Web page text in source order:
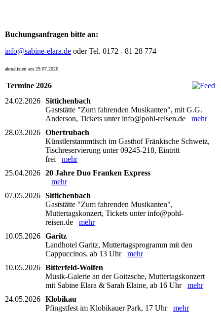
Buchungsanfragen bitte an:
info@sabine-elara.de oder Tel. 0172 - 81 28 774
aktualisiert am 29.07.2026
Termine 2026
24.02.2026 Sittichenbach
Gaststätte "Zum fahrenden Musikanten", mit G.G.
Anderson, Tickets unter info@pohl-reisen.de mehr
28.03.2026 Obertrubach
Künstlerstammtisch im Gasthof Fränkische Schweiz,
Tischreservierung unter 09245-218, Eintritt
frei mehr
25.04.2026 20 Jahre Duo Franken Express
mehr
07.05.2026 Sittichenbach
Gaststätte "Zum fahrenden Musikanten",
Muttertagskonzert, Tickets unter info@pohl-
reisen.de mehr
10.05.2026 Garitz
Landhotel Garitz, Muttertagsprogramm mit den
Cappuccinos, ab 13 Uhr mehr
10.05.2026 Bitterfeld-Wolfen
Musik-Galerie an der Goitzsche, Muttertagskonzert
mit Sabine Elara & Sarah Elaine, ab 16 Uhr mehr
24.05.2026 Klobikau
Pfingstfest im Klobikauer Park, 17 Uhr mehr